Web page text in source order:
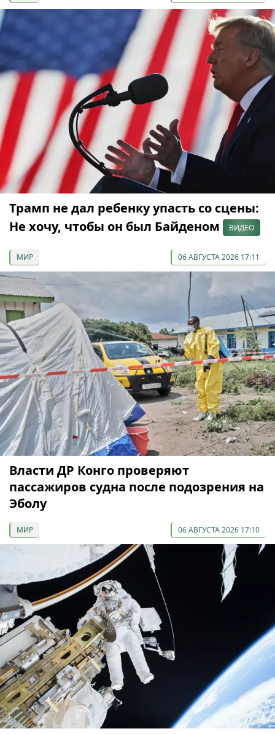
Трамп не дал ребенку упасть со сцены:
Не хочу, чтобы он был Байденом
ВИДЕО
МИР 06 АВГУСТА 2026 17:11
Власти ДР Конго проверяют
пассажиров судна после подозрения на
Эболу
МИР 06 АВГУСТА 2026 17:10